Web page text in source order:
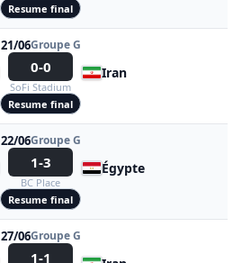
Resume final
21/06Groupe G
0-0
SoFi Stadium
Iran
Resume final
22/06Groupe G
1-3
BC Place
Égypte
Resume final
27/06Groupe G
1-1